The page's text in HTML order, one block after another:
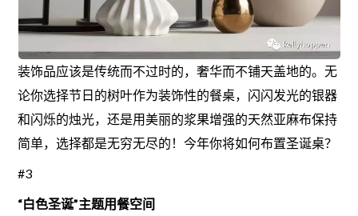
装饰品应该是传统而不过时的，奢华而不铺天盖地的。无
论你选择节日的树叶作为装饰性的餐桌，闪闪发光的银器
和闪烁的烛光，还是用美丽的浆果增强的天然亚麻布保持
简单，选择都是无穷无尽的！今年你将如何布置圣诞桌？
#3
“白色圣诞”主题用餐空间